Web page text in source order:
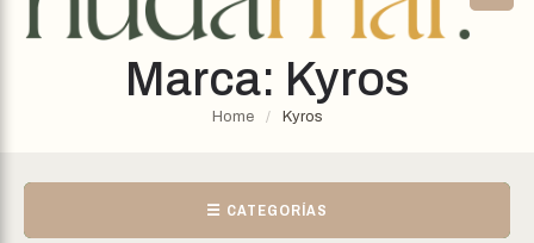
Marca: Kyros
Home / Kyros
☰ CATEGORÍAS